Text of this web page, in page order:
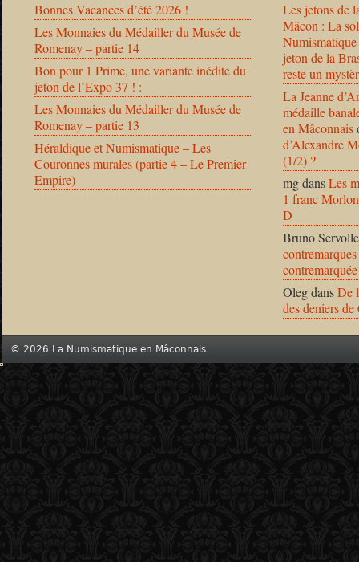
Bonnes Vacances d’été 2026 !
Les Monnaies du Médailler du Musée de
Romenay – partie 14
Bon pour 1 Prime, une variante inédite du
jeton de l’Expo 37 ! :
Les Monnaies du Médailler du Musée de
Romenay – partie 13
Héraldique et Numismatique – Les
Couronnes murales (partie 4 – Le Premier
Empire)
Les jetons de
Mâcon : La
jeton de la
reste un
La Jeanne
médaille
en Mâconnais
d’Alexandre
(1/2) ?
mgdansLes
1 franc
D
Bruno Servolle
OlegdansDe
des deniers
© 2026 La Numismatique en Mâconnais